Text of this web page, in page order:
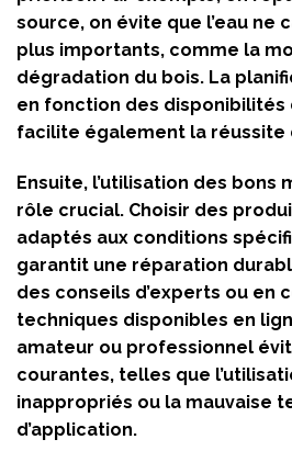
source, on évite que l’eau ne
plus importants, comme la
dégradation du bois. La
en fonction des disponibilités
facilite également la réussite
Ensuite, l’utilisation des bons
rôle crucial. Choisir des
adaptés aux conditions
garantit une réparation
des conseils d’experts ou en
techniques disponibles en
amateur ou professionnel
courantes, telles que
inappropriés ou la mauvaise
d’application.